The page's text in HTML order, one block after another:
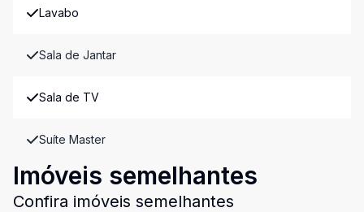
Lavabo
Sala de Jantar
Sala de TV
Suíte Master
Imóveis semelhantes
Confira imóveis semelhantes